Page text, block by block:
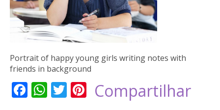
Portrait of happy young girls writing notes with
friends in background
F W T Pi
Compartilhar